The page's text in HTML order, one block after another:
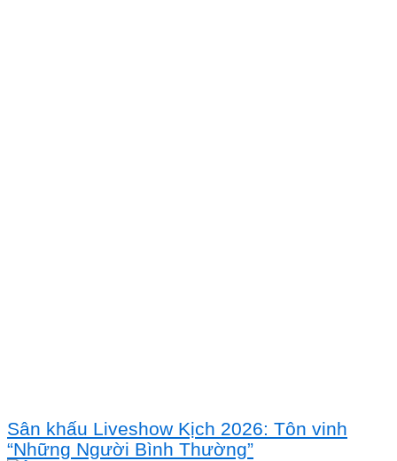
Sân khấu Liveshow Kịch 2026: Tôn vinh
“Những Người Bình Thường”